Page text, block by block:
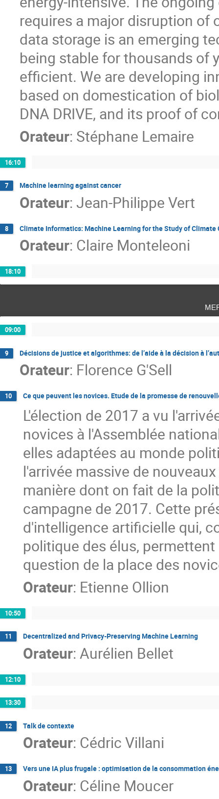
requires a major disruption of
data storage is an emerging
being stable for thousands of
efficient. We are developing
based on domestication of
DNA DRIVE, and its proof of
Orateur: Stéphane Lemaire
16:10
7 Machine learning against cancer
Orateur:Jean-Philippe Vert
8 Climate Informatics: Machine Learning for the Study of Climate
Orateur: Claire Monteleoni
18:10
09:00
9 Décisions de justice et algorithmes: de l’aide à la décision à
Orateur: Florence G'Sell
10 Ce que peuvent les novices. Etude de la promesse de
L'élection de 2017 a vu
novices à l'Assemblée
elles adaptées au monde
l'arrivée massive de
manière dont on fait de la
campagne de 2017. Cette
d'intelligence artificielle qui,
politique des élus,
question de la place des
Orateur: Etienne Ollion
10:50
11 Decentralized and Privacy-Preserving Machine Learning
Orateur:Aurélien Bellet
12:10
13:30
12 Talk de contexte
Orateur: Cédric Villani
13 Vers une IA plus frugale : optimisation de la consommation
Orateur: Céline Moucer